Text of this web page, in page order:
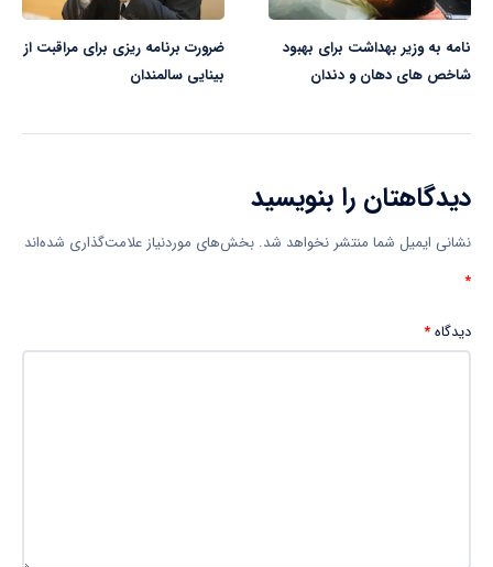
نامه به وزیر بهداشت برای بهبود
شاخص های دهان و دندان
ضرورت برنامه ریزی برای مراقبت از
بینایی سالمندان
دیدگاهتان را بنویسید
نشانی ایمیل شما منتشر نخواهد شد. بخش‌های موردنیاز علامت‌گذاری شده‌اند
*
دیدگاه*